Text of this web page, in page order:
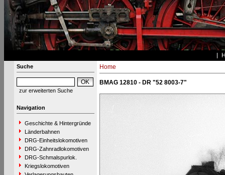
Suche
zur erweiterten Suche
Navigation
Geschichte & Hintergründe
Länderbahnen
DRG-Einheitslokomotiven
DRG-Zahnradlokomotiven
DRG-Schmalspurlok.
Kriegslokomotiven
Home
BMAG 12810 - DR "52 8003-7"